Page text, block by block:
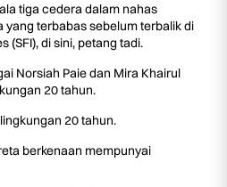
tiga cedera dalam nahas
yang terbabas sebelum terbalik di
(SFI), di sini, petang tadi.
Norsiah Paie dan Mira Khairul
20 tahun.
20 tahun.
berkenaan mempunyai